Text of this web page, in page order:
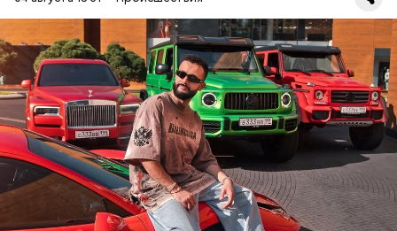
В мае 2025 года МВД РФ объявило в
международный розыскблогера Гусейна Гасанова.
В его отношении возбудили уголовное дело о
неуплате налогов и легализации преступных
доходов в особо крупном размере. В тот же день
мужчину заочно арестовали.
Фото: База розыска МВД РФ
НАЛОГИ ПОИСК ЛЮДЕЙ ДЕНЬГИ
МВД
ГАСАН ГУСЕЙНОВ